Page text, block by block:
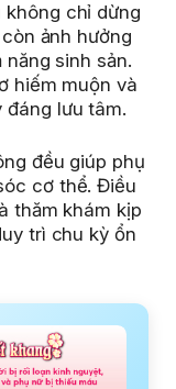
không chỉ dừng
ảnh hưởng
sinh sản.
hiếm muộn và
đáng lưu tâm.
đều giúp phụ
cơ thể. Điều
thăm khám kịp
trì chu kỳ ổn